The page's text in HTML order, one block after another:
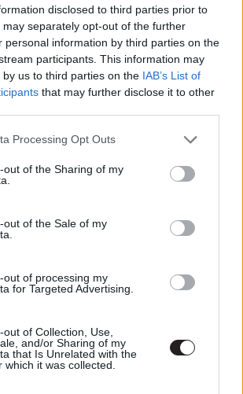
disclosed to third parties prior to
separately opt-out of the further
personal information by third parties on the
participants. This information may
us to third parties on the IAB’s List of
that may further disclose it to other
website/app uses one or more Google
visit or usage behaviour. You may click to
to Google and its third-party tags to
below specified purposes in below Google
Processing Opt Outs
out of the Sharing of my
out of the Sale of my
out of processing my
for Targeted Advertising.
of Collection, Use,
and/or Sharing of my
that Is Unrelated with the
which it was collected.
21-i premiert?
és kritika vár ezen kívül is a
fel a hírlevelünkre, mert
az
Feliratkozom